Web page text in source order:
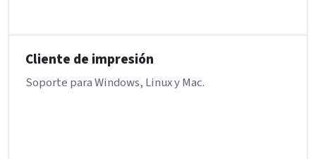
Cliente de impresión
Soporte para Windows, Linux y Mac.